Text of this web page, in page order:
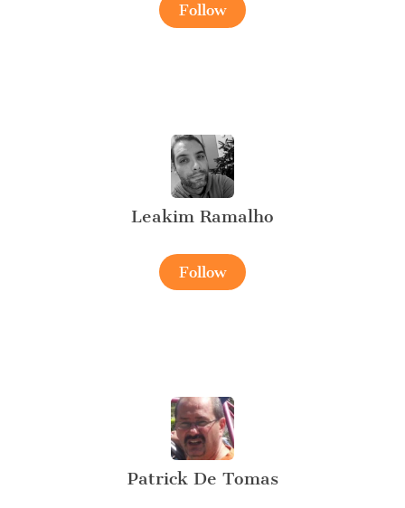
Follow
Leakim Ramalho
Follow
Patrick De Tomas